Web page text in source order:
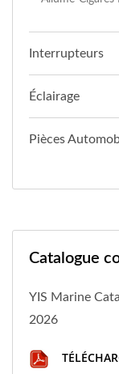
Interrupteurs
Éclairage
Pièces
Catalogue
YIS Marine
2026